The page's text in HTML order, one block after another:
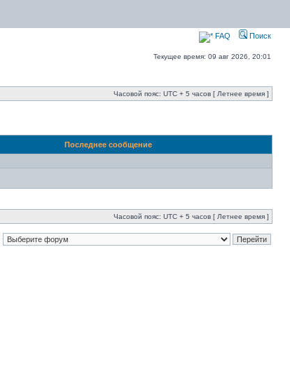
FAQ Поиск
Текущее время: 09 авг 2026, 20:01
Часовой пояс: UTC + 5 часов [ Летнее время ]
Последнее сообщение
Часовой пояс: UTC + 5 часов [ Летнее время ]